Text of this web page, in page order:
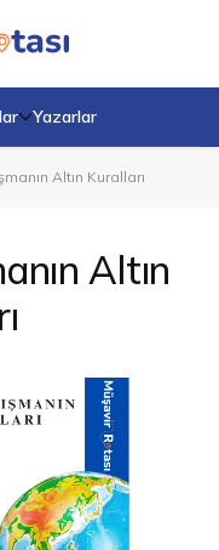
Yazarlar
Altın Kuralları
Altın